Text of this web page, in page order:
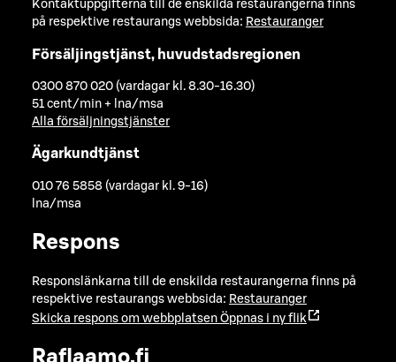
Kontaktuppgifterna till de enskilda restaurangerna finns
på respektive restaurangs webbsida: Restauranger
Försäljingstjänst, huvudstadsregionen
0300 870 020 (vardagar kl. 8.30-16.30)
51 cent/min + lna/msa
Alla försäljningstjänster
Ägarkundtjänst
010 76 5858 (vardagar kl. 9-16)
lna/msa
Respons
Responslänkarna till de enskilda restaurangerna finns på
respektive restaurangs webbsida: Restauranger
Skicka respons om webbplatsen Öppnas i ny flik